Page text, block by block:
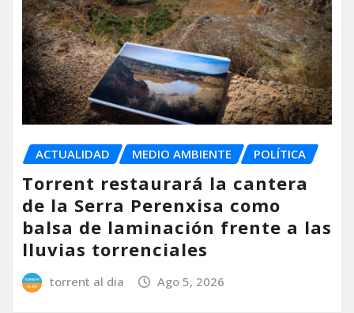
ACTUALIDAD MEDIO AMBIENTE POLÍTICA
Torrent restaurará la cantera
de la Serra Perenxisa como
balsa de laminación frente a las
lluvias torrenciales
torrent al dia Ago 5, 2026